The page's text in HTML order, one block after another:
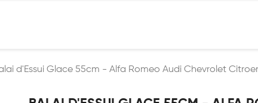
d'Essui Glace 55cm - Alfa Romeo Audi Chevrolet